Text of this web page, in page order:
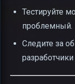
Тестируйте
проблемный.
Следите за